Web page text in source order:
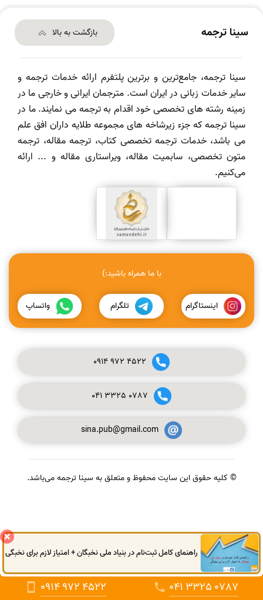
سینا ترجمه بازگشت به بالا
سینا ترجمه، جامع‌ترین و برترین پلتفرم ارائه خدمات ترجمه و
سایر خدمات زبانی در ایران است. مترجمان ایرانی و خارجی ما در
زمینه رشته های تخصصی خود اقدام به ترجمه می نمایند. ما در
سینا ترجمه که جزء زیرشاخه های مجموعه طلایه داران افق علم
می باشد، خدمات ترجمه تخصصی کتاب، ترجمه مقاله، ترجمه
متون تخصصی، سابمیت مقاله، ویراستاری مقاله و ... ارائه
می‌کنیم.
با ما همراه باشید:)
اینستاگرام تلگرام واتساپ
0914972 4522
041 3325 0787
sina.pub@gmail.com
© کلیه حقوق این سایت محفوظ و متعلق به سینا ترجمه می‌باشد.
041 3325 0787
0914972 4522
راهنمای کامل ثبت‌نام در بنیاد ملی نخبگان + امتیاز لازم برای نخبگی
گفتگوی آنلاین